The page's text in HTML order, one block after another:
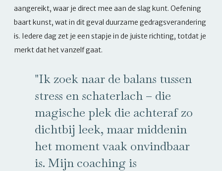
aangereikt, waar je direct mee aan de slag kunt. Oefening
baart kunst, wat in dit geval duurzame gedragsverandering
is. Iedere dag zet je een stapje in de juiste richting, totdat je
merkt dat het vanzelf gaat.
"Ik zoek naar de balans tussen
stress en schaterlach – die
magische plek die achteraf zo
dichtbij leek, maar middenin
het moment vaak onvindbaar
is. Mijn coaching is